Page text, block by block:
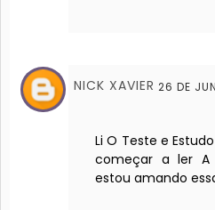
NICK XAVIER 26 DE
Li O Teste e
começar a ler A
estou amando